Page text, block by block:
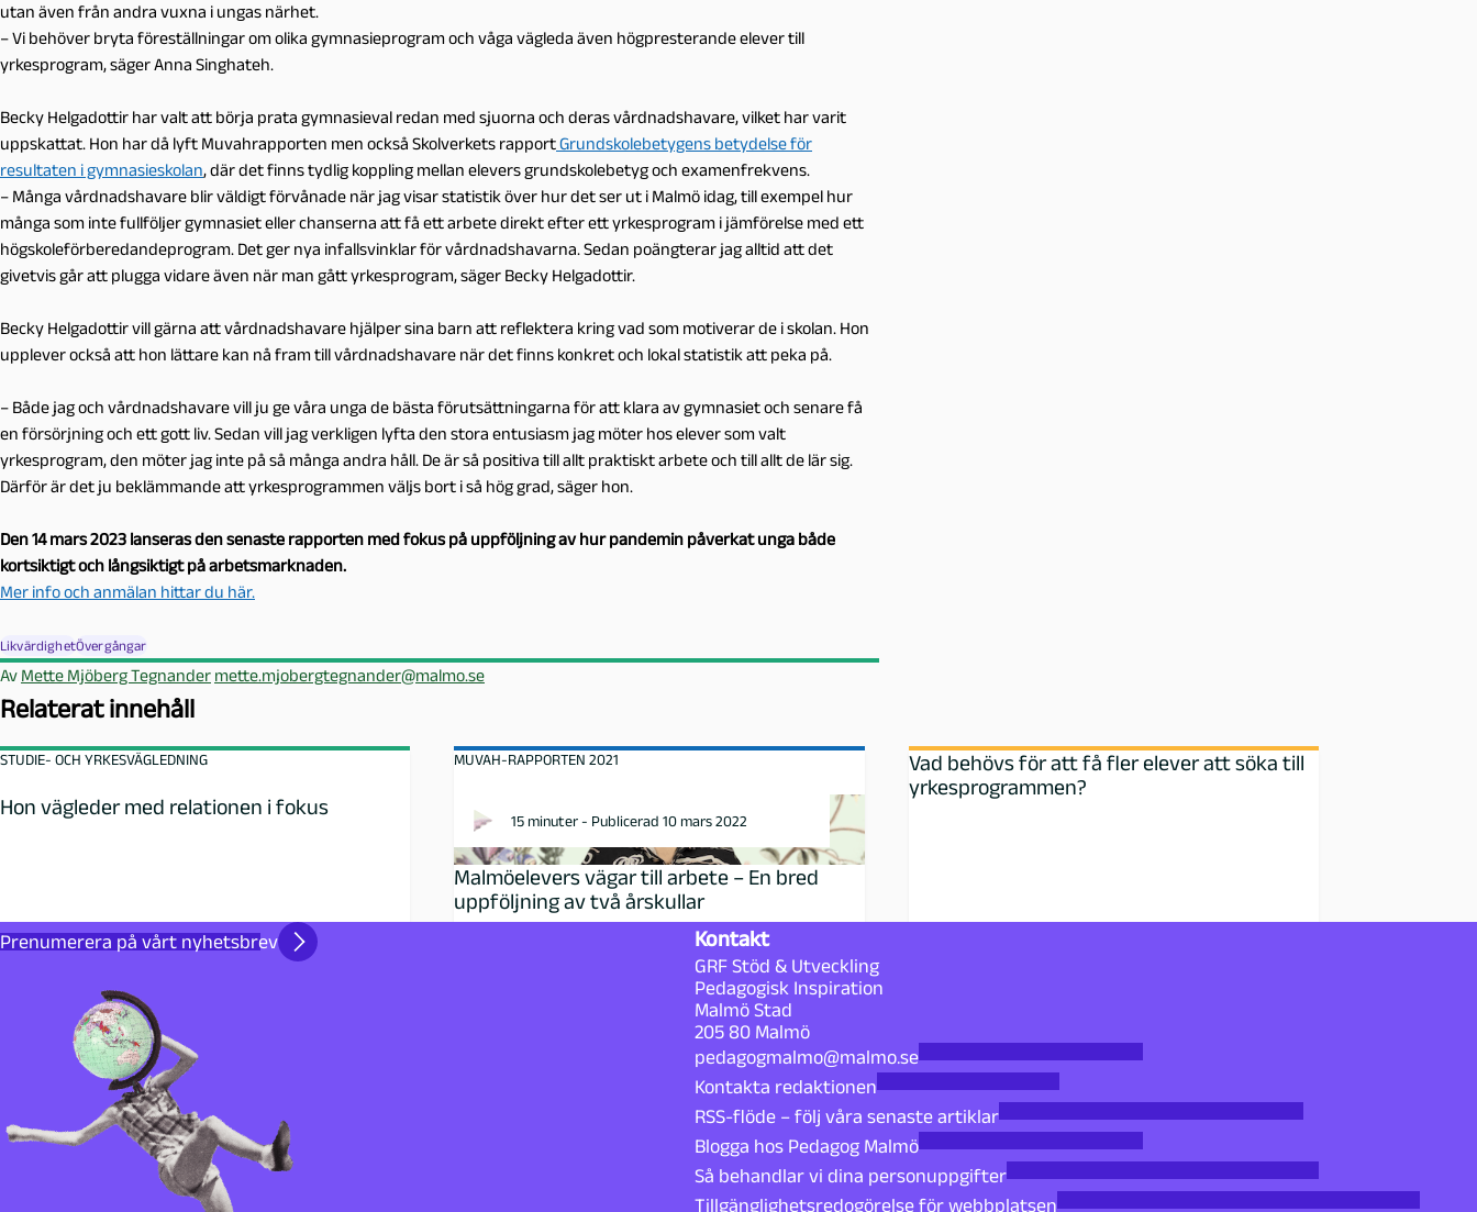
utan även från andra vuxna i ungas närhet.
– Vi behöver bryta föreställningar om olika gymnasieprogram och våga vägleda även högpresterande elever till
yrkesprogram, säger Anna Singhateh.
Becky Helgadottir har valt att börja prata gymnasieval redan med sjuorna och deras vårdnadshavare, vilket har varit
uppskattat. Hon har då lyft Muvahrapporten men också Skolverkets rapportGrundskolebetygens betydelse för
resultaten i gymnasieskolan, där det finns tydlig koppling mellan elevers grundskolebetyg och examenfrekvens.
– Många vårdnadshavare blir väldigt förvånade när jag visar statistik över hur det ser ut i Malmö idag, till exempel hur
många som inte fullföljer gymnasiet eller chanserna att få ett arbete direkt efter ett yrkesprogram i jämförelse med ett
högskoleförberedandeprogram. Det ger nya infallsvinklar för vårdnadshavarna. Sedan poängterar jag alltid att det
givetvis går att plugga vidare även när man gått yrkesprogram, säger Becky Helgadottir.
Becky Helgadottir vill gärna att vårdnadshavare hjälper sina barn att reflektera kring vad som motiverar de i skolan. Hon
upplever också att hon lättare kan nå fram till vårdnadshavare när det finns konkret och lokal statistik att peka på.
– Både jag och vårdnadshavare vill ju ge våra unga de bästa förutsättningarna för att klara av gymnasiet och senare få
en försörjning och ett gott liv. Sedan vill jag verkligen lyfta den stora entusiasm jag möter hos elever som valt
yrkesprogram, den möter jag inte på så många andra håll. De är så positiva till allt praktiskt arbete och till allt de lär sig.
Därför är det ju beklämmande att yrkesprogrammen väljs bort i så hög grad, säger hon.
Den 14 mars 2023 lanseras den senaste rapporten med fokus på uppföljning av hur pandemin påverkat unga både
kortsiktigt och långsiktigt på arbetsmarknaden.
Mer info och anmälan hittar du här.
LikvärdighetÖvergångar
Av Mette Mjöberg Tegnander mette.mjobergtegnander@malmo.se
Relaterat innehåll
STUDIE- OCH YRKESVÄGLEDNING
Hon vägleder med relationen i fokus
MUVAH-RAPPORTEN 2021
15 minuter - Publicerad 10 mars 2022
Malmöelevers vägar till arbete – En bred
uppföljning av två årskullar
Vad behövs för att få fler elever att söka till
yrkesprogrammen?
Prenumerera på vårt nyhetsbrev Kontakt
GRF Stöd & Utveckling
Pedagogisk Inspiration
Malmö Stad
205 80 Malmö
pedagogmalmo@malmo.se
Kontakta redaktionen
RSS-flöde – följ våra senaste artiklar
Blogga hos Pedagog Malmö
Så behandlar vi dina personuppgifter
Tillgänglighetsredogörelse för webbplatsen